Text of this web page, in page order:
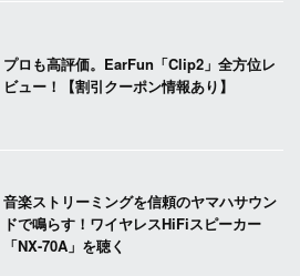
プロも高評価。EarFun「Clip2」全方位レ
ビュー！【割引クーポン情報あり】
音楽ストリーミングを信頼のヤマハサウン
ドで鳴らす！ワイヤレスHiFiスピーカー
「NX-70A」を聴く